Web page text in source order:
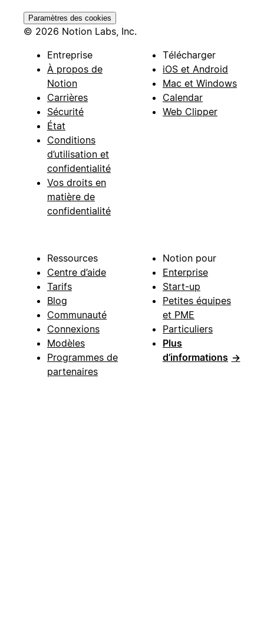
Paramètres des cookies
© 2026 Notion Labs, Inc.
Entreprise
À propos de
Notion
Carrières
Sécurité
État
Conditions
d’utilisation et
confidentialité
Vos droits en
matière de
confidentialité
Télécharger
iOS et Android
Mac et Windows
Calendar
Web Clipper
Ressources
Centre d’aide
Tarifs
Blog
Communauté
Connexions
Modèles
Programmes de
partenaires
Notion pour
Enterprise
Start-up
Petites équipes
et PME
Particuliers
Plus
d’informations →